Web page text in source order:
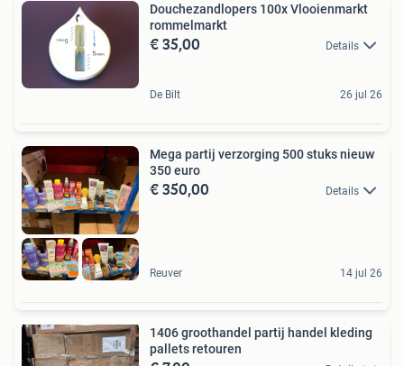
Douchezandlopers 100x Vlooienmarkt
rommelmarkt
€ 35,00 Details
De Bilt 26 jul 26
Mega partij verzorging 500 stuks nieuw
350 euro
€ 350,00 Details
Reuver 14 jul 26
1406 groothandel partij handel kleding
pallets retouren